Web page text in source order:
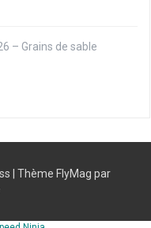
– Grains de sable
Thème FlyMag par